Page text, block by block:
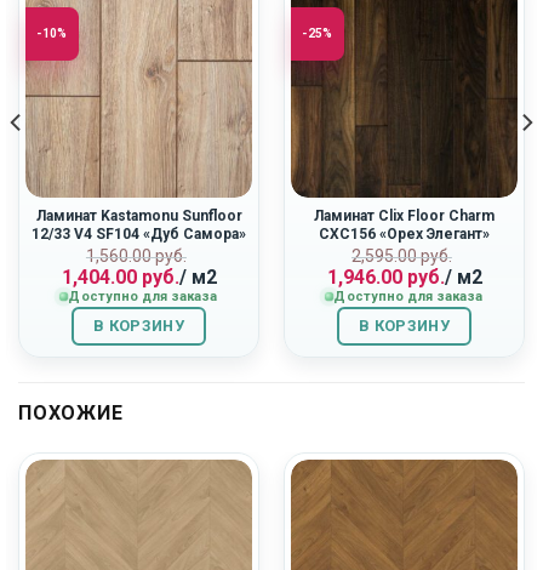
-10%
Ламинат Kastamonu Sunfloor
12/33 V4 SF104 «Дуб Самора»
1,560.00руб.
Первоначальная
цена
составляла
1,560.00
руб..
1,404.00руб.
Текущая
цена:
1,404.00
руб..
/ м2
Доступно для заказа
В КОРЗИНУ
-25%
Ламинат Clix Floor Charm
CXC156 «Орех Элегант»
2,595.00руб.
цена
составляла
2,595.00
руб..
1,946.00руб.
Текущая
цена:
1,946.00
руб..
/ м2
Доступно для заказа
В КОРЗИНУ
ПОХОЖИЕ